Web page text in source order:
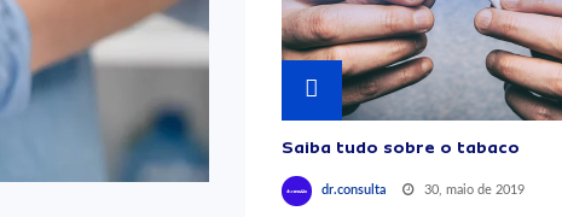
Saiba tudo sobre o tabaco
dr.consulta 30, maio de 2019